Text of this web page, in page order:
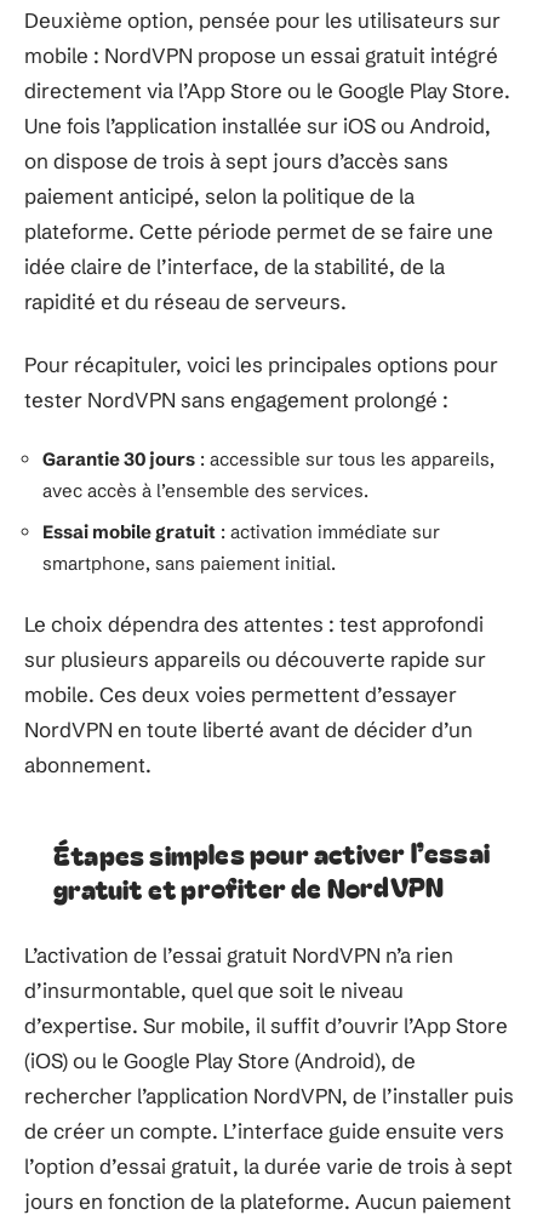
Deuxième option, pensée pour les utilisateurs sur
mobile : NordVPN propose un essai gratuit intégré
directement via l’App Store ou le Google Play Store.
Une fois l’application installée sur iOS ou Android,
on dispose de trois à sept jours d’accès sans
paiement anticipé, selon la politique de la
plateforme. Cette période permet de se faire une
idée claire de l’interface, de la stabilité, de la
rapidité et du réseau de serveurs.
Pour récapituler, voici les principales options pour
tester NordVPN sans engagement prolongé :
Garantie 30 jours : accessible sur tous les appareils,
avec accès à l’ensemble des services.
Essai mobile gratuit : activation immédiate sur
smartphone, sans paiement initial.
Le choix dépendra des attentes : test approfondi
sur plusieurs appareils ou découverte rapide sur
mobile. Ces deux voies permettent d’essayer
NordVPN en toute liberté avant de décider d’un
abonnement.
Étapes simples pour activer l’essai
gratuit et profiter de NordVPN
L’activation de l’essai gratuit NordVPN n’a rien
d’insurmontable, quel que soit le niveau
d’expertise. Sur mobile, il suffit d’ouvrir l’App Store
(iOS) ou le Google Play Store (Android), de
rechercher l’application NordVPN, de l’installer puis
de créer un compte. L’interface guide ensuite vers
l’option d’essai gratuit, la durée varie de trois à sept
jours en fonction de la plateforme. Aucun paiement